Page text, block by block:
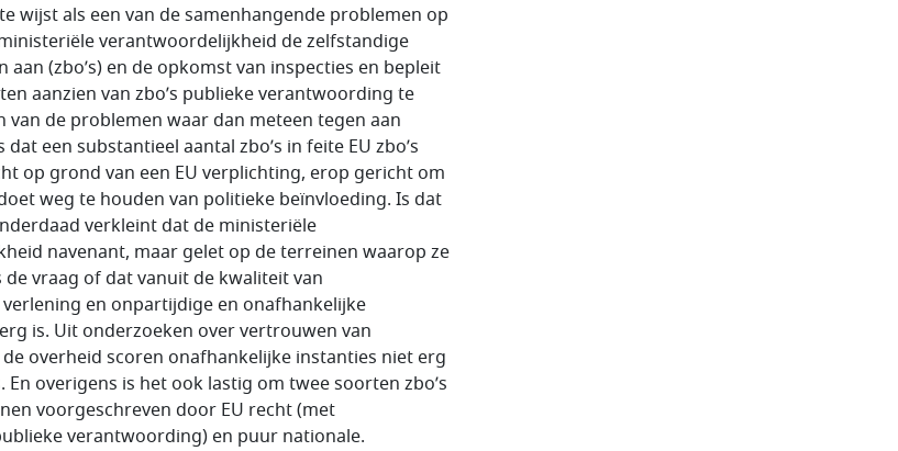
wijst als een van de samenhangende problemen op
verantwoordelijkheid de zelfstandige
aan (zbo’s) en de opkomst van inspecties en bepleit
aanzien van zbo’s publieke verantwoording te
van de problemen waar dan meteen tegen aan
een substantieel aantal zbo’s in feite EU zbo’s
op grond van een EU verplichting, erop gericht om
weg te houden van politieke beïnvloeding. Is dat
verkleint dat de ministeriële
navenant, maar gelet op de terreinen waarop ze
de vraag of dat vanuit de kwaliteit van
en onpartijdige en onafhankelijke
is. Uit onderzoeken over vertrouwen van
overheid scoren onafhankelijke instanties niet erg
En overigens is het ook lastig om twee soorten zbo’s
voorgeschreven door EU recht (met
verantwoording) en puur nationale.